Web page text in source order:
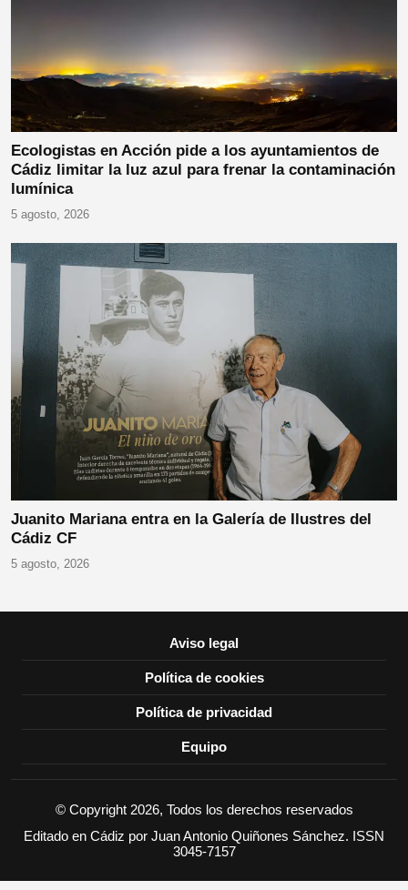
Ecologistas en Acción pide a los ayuntamientos de
Cádiz limitar la luz azul para frenar la contaminación
lumínica
5 agosto, 2026
Juanito Mariana entra en la Galería de Ilustres del
Cádiz CF
5 agosto, 2026
Aviso legal
Política de cookies
Política de privacidad
Equipo
© Copyright 2026, Todos los derechos reservados
Editado en Cádiz por Juan Antonio Quiñones Sánchez. ISSN
3045-7157